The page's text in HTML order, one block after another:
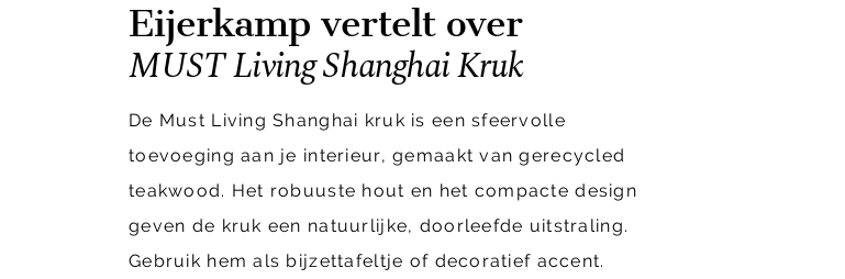
Eijerkamp vertelt over
MUST Living Shanghai Kruk
De Must Living Shanghai kruk is een sfeervolle
toevoeging aan je interieur, gemaakt van gerecycled
teakwood. Het robuuste hout en het compacte design
geven de kruk een natuurlijke, doorleefde uitstraling.
Gebruik hem als bijzettafeltje of decoratief accent.